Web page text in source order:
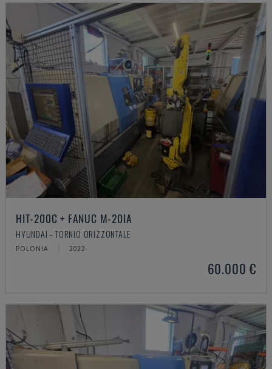
HIT-200C + FANUC M-20IA
HYUNDAI - TORNIO ORIZZONTALE
POLONIA 2022
60.000 €